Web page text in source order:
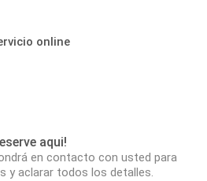
online
aqui!
en contacto con usted para
y aclarar todos los detalles.